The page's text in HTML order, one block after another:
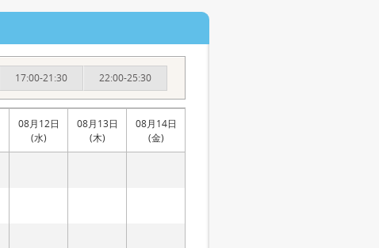
17:00-21:30 22:00-25:30
08月12日
(水)
08月13日
(木)
08月14日
(金)